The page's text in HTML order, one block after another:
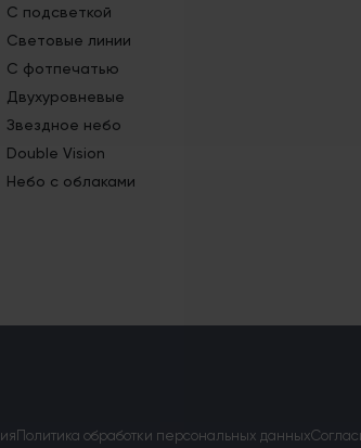
С подсветкой
Световые линии
С фотпечатью
Двухуровневые
Звездное небо
Double Vision
Небо с облаками
Политика обработки персональных данных